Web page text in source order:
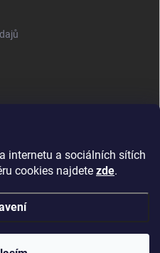
internetu a sociálních sítích
cookies najdete zde.
Hradec - profesní kurzy
. Všechna práva vyhrazena.